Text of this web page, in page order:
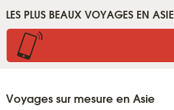
LES PLUS BEAUX VOYAGES EN ASIE
Voyages sur mesure en Asie